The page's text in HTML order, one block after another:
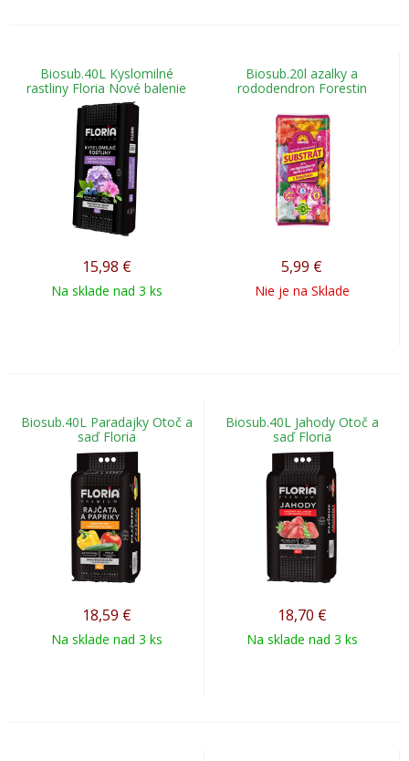
Biosub.40L Kyslomilné
rastliny Floria Nové balenie
15,98 €
Na sklade nad 3 ks
Biosub.20l azalky a
rododendron Forestin
5,99 €
Nie je na Sklade
Biosub.40L Paradajky Otoč a
saď Floria
18,59 €
Na sklade nad 3 ks
Biosub.40L Jahody Otoč a
saď Floria
18,70 €
Na sklade nad 3 ks